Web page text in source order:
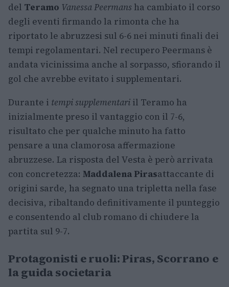
del Teramo Vanessa Peermans ha cambiato il corso
degli eventi firmando la rimonta che ha
riportato le abruzzesi sul 6-6 nei minuti finali dei
tempi regolamentari. Nel recupero Peermans è
andata vicinissima anche al sorpasso, sfiorando il
gol che avrebbe evitato i supplementari.
Durante i tempi supplementari il Teramo ha
inizialmente preso il vantaggio con il 7-6,
risultato che per qualche minuto ha fatto
pensare a una clamorosa affermazione
abruzzese. La risposta del Vesta è però arrivata
con concretezza: Maddalena Pirasattaccante di
origini sarde, ha segnato una tripletta nella fase
decisiva, ribaltando definitivamente il punteggio
e consentendo al club romano di chiudere la
partita sul 9-7.
Protagonisti e ruoli: Piras, Scorrano e
la guida societaria